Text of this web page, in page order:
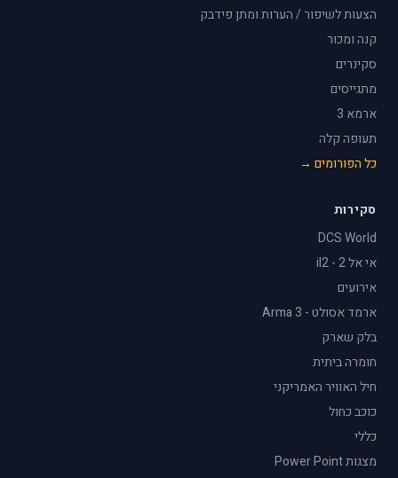
הצעות לשיפור / הערות ומתן פידבק
קנה ומכור
סקינרים
מתגייסים
ארמא 3
תעופה קלה
כל הפורומים →
סקירות
DCS World
אי אל 2 - il2
אירועים
ארמד אסולט - Arma 3
בלק שארק
חומרה ביתית
חיל האוויר האמריקני
כוכב כחול
כללי
מצגות Power Point